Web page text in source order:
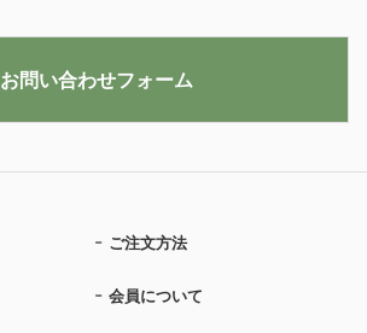
ご注文方法
会員について
お問い合わせフォーム